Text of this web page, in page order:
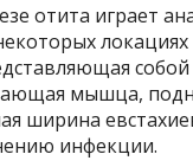
отита играет
мышца,
ширина
инфекции.